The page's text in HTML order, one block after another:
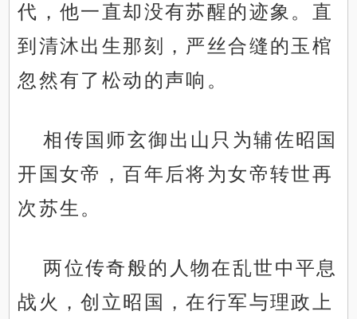
代，他一直却没有苏醒的迹象。直
到清沐出生那刻，严丝合缝的玉棺
忽然有了松动的声响。
相传国师玄御出山只为辅佐昭国
开国女帝，百年后将为女帝转世再
次苏生。
两位传奇般的人物在乱世中平息
战火，创立昭国，在行军与理政上